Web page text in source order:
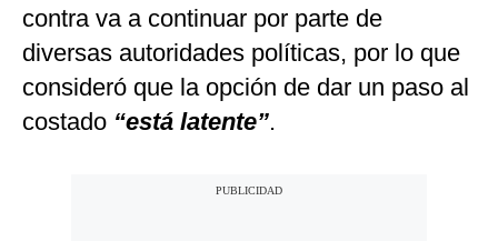
contra va a continuar por parte de
diversas autoridades políticas, por lo que
consideró que la opción de dar un paso al
costado “está latente”.